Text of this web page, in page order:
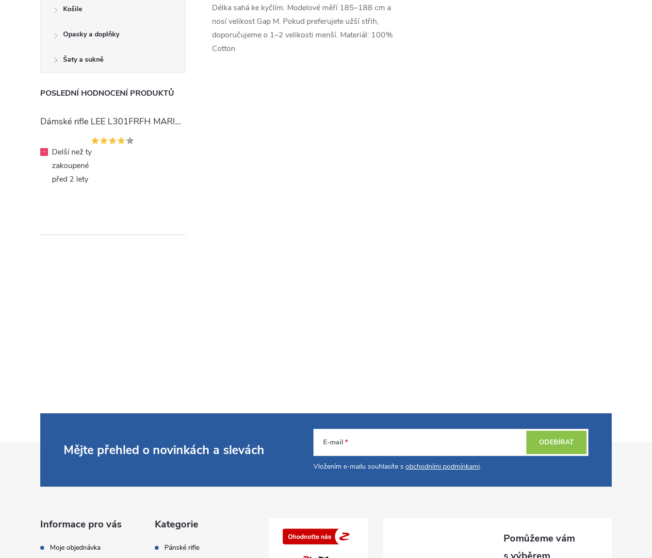
Košile
Opasky a doplňky
Šaty a sukně
POSLEDNÍ HODNOCENÍ PRODUKTŮ
Dámské rifle LEE L301FRFH MARION STRAIGHT RINSE
-
Delší než ty
zakoupené
před 2 lety
Délka sahá ke kyčlím. Modelové měří 185–188 cm a
nosí velikost Gap M. Pokud preferujete užší střih,
doporučujeme o 1–2 velikosti menší. Materiál: 100%
Cotton
Mějte přehled o novinkách a slevách E-mail
Vložením e-mailu souhlasíte s obchodními podmínkami.
ODEBÍRAT
Informace pro vás
Moje objednávka
Kategorie
Pánské rifle